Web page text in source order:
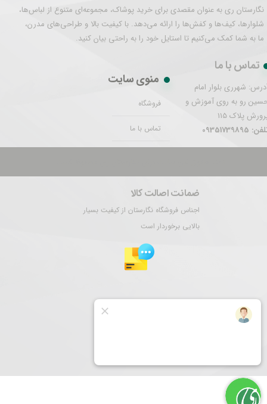
ضمانت اصالت کالا
اجناس فروشگاه نگارستان از کیفیت بسیار
بالایی برخوردار است
نگارستان ری به عنوان مقصدی برای خرید پوشاک، مجموعه‌ای متنوع از لباس‌ها،
شلوارها، کیف‌ها و کفش‌ها را ارائه می‌دهد. با کیفیت بالا و طراحی‌های مدرن،
ما به شما کمک می‌کنیم تا استایل خود را به راحتی بیان کنید.
تماس با ما
شهرری بلوار امام
رو به روی آموزش و
پلاک 115
09351739895
منوی سایت
فروشگاه
تماس با ما